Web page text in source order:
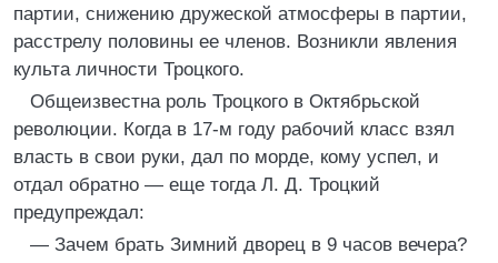
партии, снижению дружеской атмосферы в партии,
расстрелу половины ее членов. Возникли явления
культа личности Троцкого.
Общеизвестна роль Троцкого в Октябрьской
революции. Когда в 17-м году рабочий класс взял
власть в свои руки, дал по морде, кому успел, и
отдал обратно — еще тогда Л. Д. Троцкий
предупреждал:
— Зачем брать Зимний дворец в 9 часов вечера?